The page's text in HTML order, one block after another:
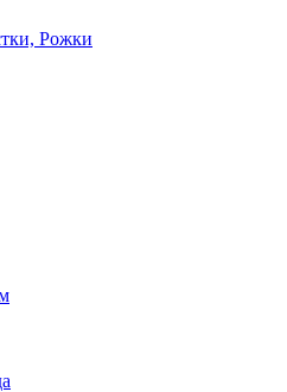
Рожки